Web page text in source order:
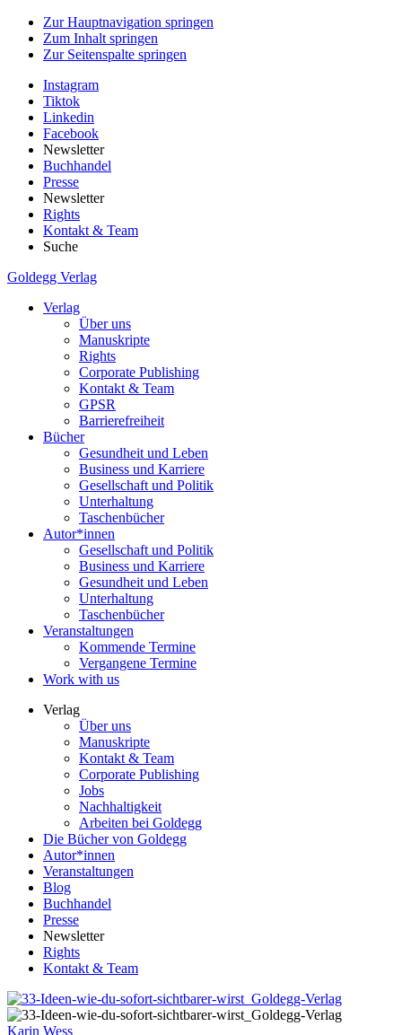
Zur Hauptnavigation springen
Zum Inhalt springen
Zur Seitenspalte springen
Instagram
Tiktok
Linkedin
Facebook
Newsletter
Buchhandel
Presse
Newsletter
Rights
Kontakt & Team
Suche
Goldegg Verlag
Verlag
Über uns
Manuskripte
Rights
Corporate Publishing
Kontakt & Team
GPSR
Barrierefreiheit
Bücher
Gesundheit und Leben
Business und Karriere
Gesellschaft und Politik
Unterhaltung
Taschenbücher
Autor*innen
Gesellschaft und Politik
Business und Karriere
Gesundheit und Leben
Unterhaltung
Taschenbücher
Veranstaltungen
Kommende Termine
Vergangene Termine
Work with us
Verlag
Über uns
Manuskripte
Kontakt & Team
Corporate Publishing
Jobs
Nachhaltigkeit
Arbeiten bei Goldegg
Die Bücher von Goldegg
Autor*innen
Veranstaltungen
Blog
Buchhandel
Presse
Newsletter
Rights
Kontakt & Team
Karin Wess